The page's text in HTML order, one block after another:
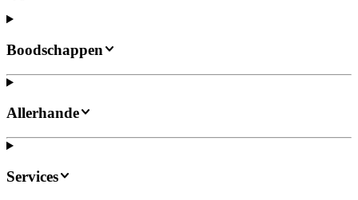
Boodschappen
Allerhande
Services